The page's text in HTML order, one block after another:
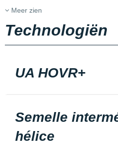
Meer zien
Technologiën
UA HOVR+
Semelle
hélice